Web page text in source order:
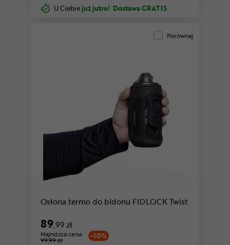
U Ciebie już jutro! Dostawa GRATIS
Porównaj
Osłona termo do bidonu FIDLOCK Twist
89,99 zł
-10%
Najniższa cena:
99,99 zł